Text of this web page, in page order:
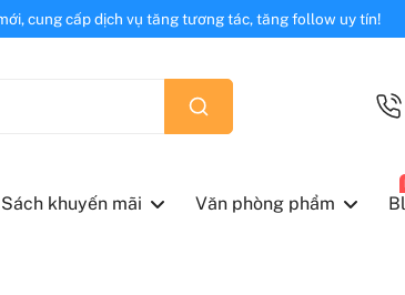
cung cấp dịch vụ tăng tương tác, tăng follow uy tín!
Sách khuyến mãi Văn phòng phẩm